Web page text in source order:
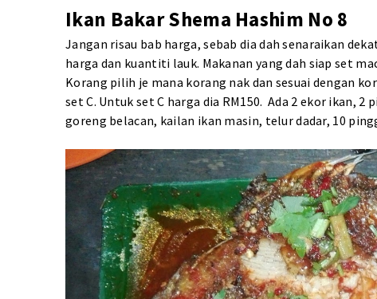
Ikan Bakar Shema Hashim No 8
Jangan risau bab harga, sebab dia dah senaraikan
harga dan kuantiti lauk. Makanan yang dah siap set
Korang pilih je mana korang nak dan sesuai dengan
set C. Untuk set C harga dia RM150. Ada 2 ekor ikan,
goreng belacan, kailan ikan masin, telur dadar, 10